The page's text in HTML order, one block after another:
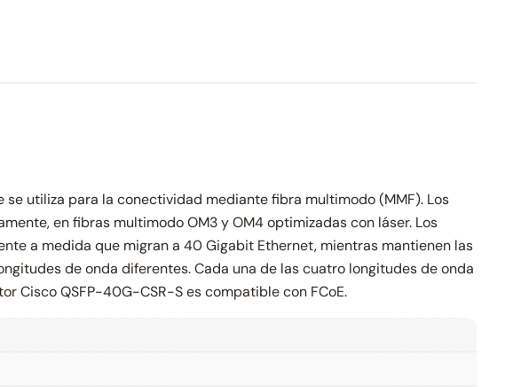
utiliza para la conectividad mediante fibra multimodo (MMF). Los
en fibras multimodo OM3 y OM4 optimizadas con láser. Los
a medida que migran a 40 Gigabit Ethernet, mientras mantienen las
de onda diferentes. Cada una de las cuatro longitudes de onda
Cisco QSFP-40G-CSR-S es compatible con FCoE.